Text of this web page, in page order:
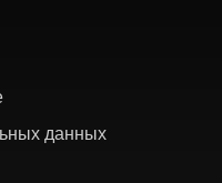
данных